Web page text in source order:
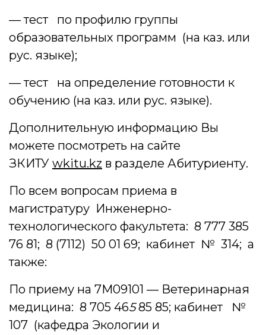
— тест по профилю группы
образовательных программ (на каз. или
рус. языке);
— тест на определение готовности к
обучению (на каз. или рус. языке).
Дополнительную информацию Вы
можете посмотреть на сайте
ЗКИТУ wkitu.kz в разделе Абитуриенту.
По всем вопросам приема в
магистратуру Инженерно-
технологического факультета: 8 777 385
76 81; 8 (7112) 50 01 69; кабинет № 314; а
также:
По приему на 7М09101 — Ветеринарная
медицина: 8 705 46585 85; кабинет №
107 (кафедра Экологии и